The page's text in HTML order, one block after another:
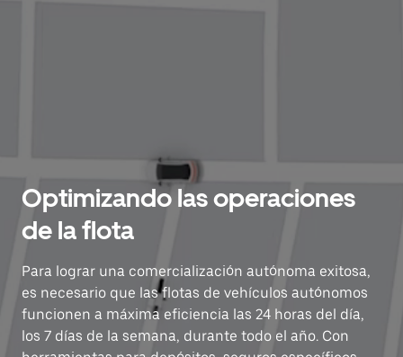
Optimizando las operaciones
de la flota
Para lograr una comercialización autónoma exitosa,
es necesario que las flotas de vehículos autónomos
funcionen a máxima eficiencia las 24 horas del día,
los 7 días de la semana, durante todo el año. Con